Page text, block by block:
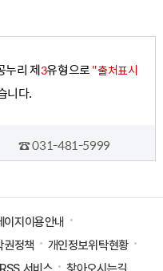
누리 제3유형으로"출처표시
니다.
☎ 031-481-5999
이지이용안내
권정책
개인정보위탁현황